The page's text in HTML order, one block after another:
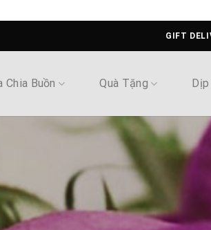
GIFT
Chia Buồn Quà Tặng